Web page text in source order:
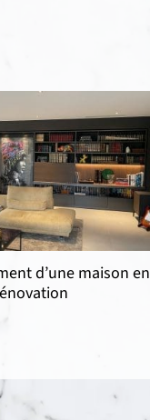
d’une maison en